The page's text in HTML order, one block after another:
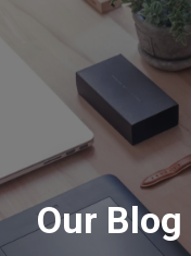
Our Blog